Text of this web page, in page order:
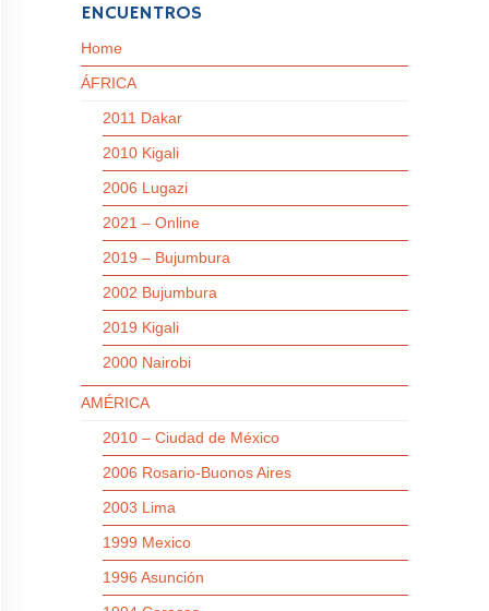
ENCUENTROS
Home
ÁFRICA
2011 Dakar
2010 Kigali
2006 Lugazi
2021 – Online
2019 – Bujumbura
2002 Bujumbura
2019 Kigali
2000 Nairobi
AMÉRICA
2010 – Ciudad de México
2006 Rosario-Buonos Aires
2003 Lima
1999 Mexico
1996 Asunción